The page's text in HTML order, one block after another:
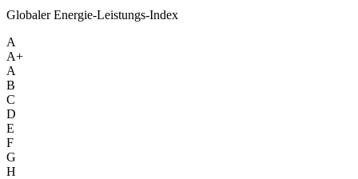
Globaler Energie-Leistungs-Index
A
A+
A
B
C
D
E
F
G
H